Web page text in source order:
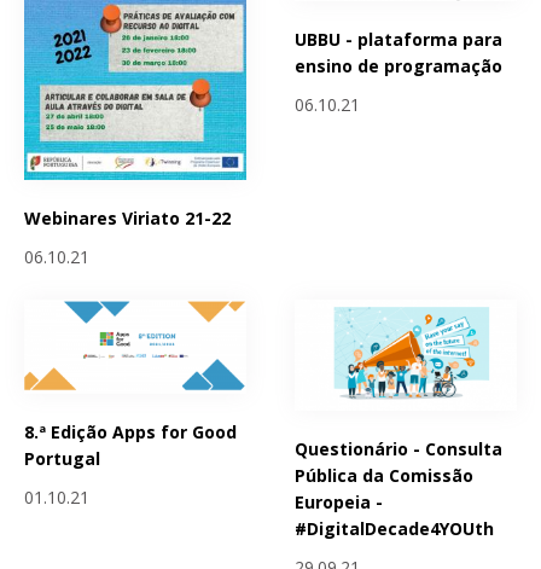
Webinares Viriato 21-22
06.10.21
UBBU - plataforma para
ensino de programação
06.10.21
8.ª Edição Apps for Good
Portugal
01.10.21
Questionário - Consulta
Pública da Comissão
Europeia -
#DigitalDecade4YOUth